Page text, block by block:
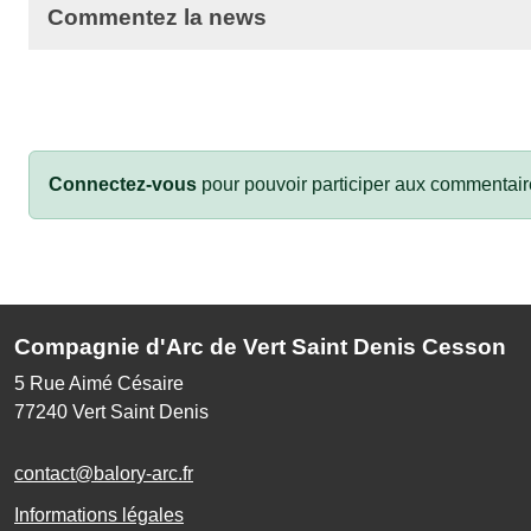
Commentez la news
Connectez-vous pour pouvoir participer aux
Compagnie d'Arc de Vert Saint Denis Cesson
5 Rue Aimé Césaire
77240 Vert Saint Denis
contact@balory-arc.fr
Informations légales